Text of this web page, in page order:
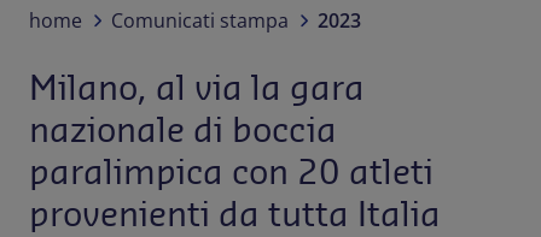
Servizi e Brand
Settori
Blog
Chi siamo
home Comunicati stampa 2023
Milano, al via la gara
nazionale di boccia
paralimpica con 20 atleti
provenienti da tutta Italia